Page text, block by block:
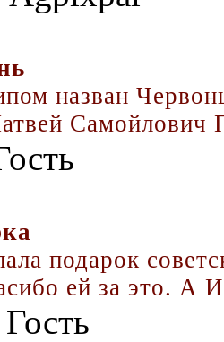
назван
Самойлович
подарок
ей за это. А
Гость